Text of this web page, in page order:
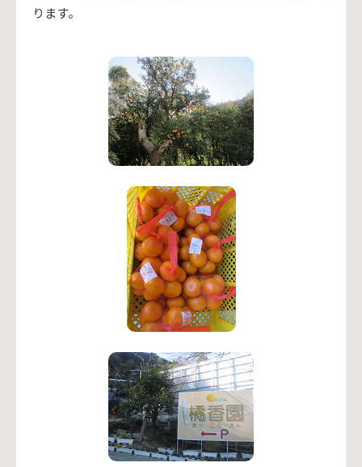
ります。